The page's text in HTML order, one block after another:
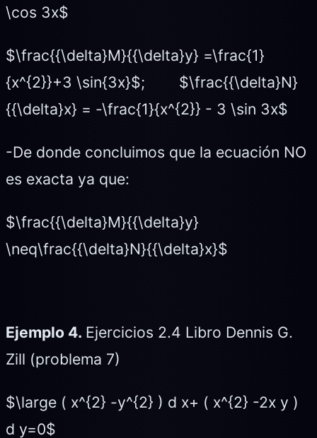
\cos 3x$
$\frac{{\delta}M}{{\delta}y} =\frac{1}
{x^{2}}+3 \sin{3x}$; $\frac{{\delta}N}
{{\delta}x} = -\frac{1}{x^{2}} - 3 \sin 3x$
-De donde concluimos que la ecuación NO
es exacta ya que:
$\frac{{\delta}M}{{\delta}y}
\neq\frac{{\delta}N}{{\delta}x}$
Ejemplo 4. Ejercicios 2.4 Libro Dennis G.
Zill (problema 7)
$\large ( x^{2} -y^{2} ) d x+ ( x^{2} -2x y )
d y=0$